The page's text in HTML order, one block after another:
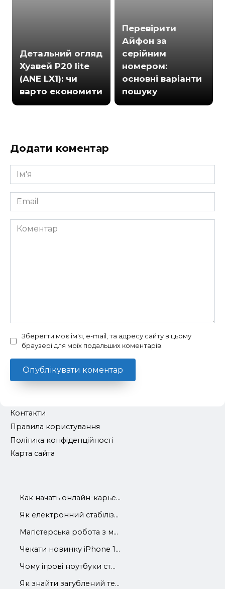
Детальний огляд
Хуавей Р20 lite
(ANE LX1): чи
варто економити
Перевірити
Айфон за
серійним
номером:
основні варіанти
пошуку
Додати коментар
Ім'я
*
Email
*
Коментар
Зберегти моє ім'я, e-mail, та адресу сайту в цьому
браузері для моїх подальших коментарів.
Контакти
Правила користування
Політика конфіденційності
Карта сайта
Как начать онлайн-карье...
Як електронний стабіліз...
Магістерська робота з м...
Чекати новинку iPhone 1...
Чому ігрові ноутбуки ст...
Як знайти загублений те...